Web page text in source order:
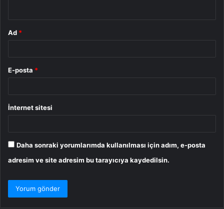
Ad *
E-posta *
İnternet sitesi
Daha sonraki yorumlarımda kullanılması için adım, e-posta
adresim ve site adresim bu tarayıcıya kaydedilsin.